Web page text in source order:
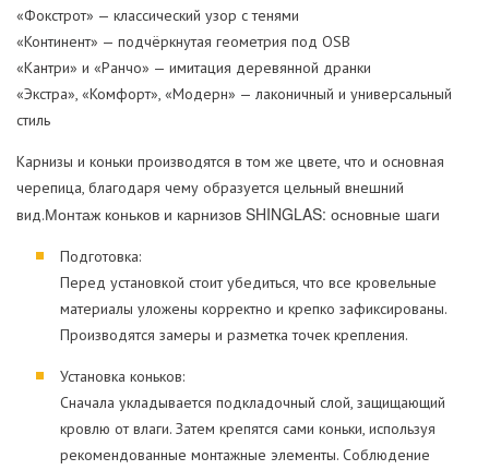
«Фокстрот» — классический узор с тенями
«Континент» — подчёркнутая геометрия под OSB
«Кантри» и «Ранчо» — имитация деревянной дранки
«Экстра», «Комфорт», «Модерн» — лаконичный и универсальный
стиль
Карнизы и коньки производятся в том же цвете, что и основная
черепица, благодаря чему образуется цельный внешний
вид.Монтаж коньков и карнизов SHINGLAS: основные шаги
Подготовка:
Перед установкой стоит убедиться, что все кровельные
материалы уложены корректно и крепко зафиксированы.
Производятся замеры и разметка точек крепления.
Установка коньков:
Сначала укладывается подкладочный слой, защищающий
кровлю от влаги. Затем крепятся сами коньки, используя
рекомендованные монтажные элементы. Соблюдение